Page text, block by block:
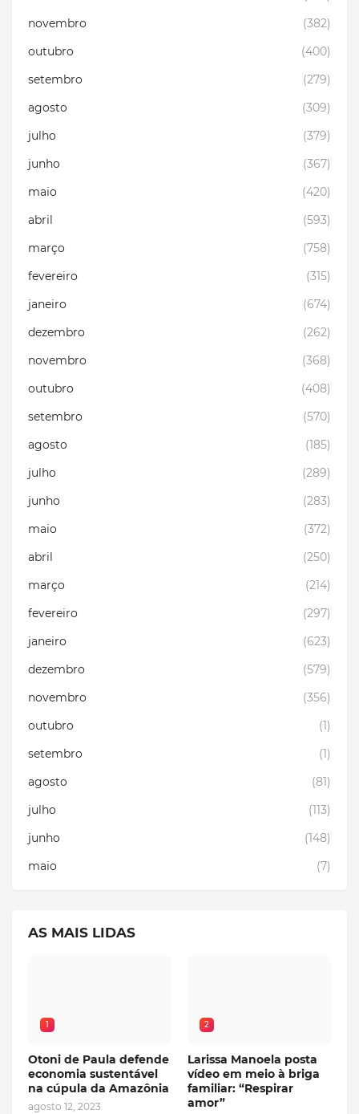
novembro
(382)
outubro
(400)
setembro
(279)
agosto
(309)
julho
(379)
junho
(367)
maio
(420)
abril
(593)
março
(758)
fevereiro
(315)
janeiro
(674)
dezembro
(262)
novembro
(368)
outubro
(408)
setembro
(570)
agosto
(185)
julho
(289)
junho
(283)
maio
(372)
abril
(250)
março
(214)
fevereiro
(297)
janeiro
(623)
dezembro
(579)
novembro
(356)
outubro
(1)
setembro
(1)
agosto
(81)
julho
(113)
junho
(148)
maio
(7)
AS MAIS LIDAS
1
Otoni de Paula defende
economia sustentável
na cúpula da Amazônia
agosto 12, 2023
2
Larissa Manoela posta
vídeo em meio à briga
familiar: “Respirar
amor”